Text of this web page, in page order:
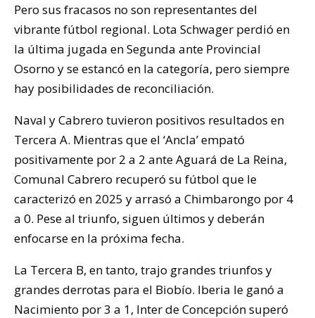
Pero sus fracasos no son representantes del
vibrante fútbol regional. Lota Schwager perdió en
la última jugada en Segunda ante Provincial
Osorno y se estancó en la categoría, pero siempre
hay posibilidades de reconciliación.
Naval y Cabrero tuvieron positivos resultados en
Tercera A. Mientras que el ‘Ancla’ empató
positivamente por 2 a 2 ante Aguará de La Reina,
Comunal Cabrero recuperó su fútbol que le
caracterizó en 2025 y arrasó a Chimbarongo por 4
a 0. Pese al triunfo, siguen últimos y deberán
enfocarse en la próxima fecha.
La Tercera B, en tanto, trajo grandes triunfos y
grandes derrotas para el Biobío. Iberia le ganó a
Nacimiento por 3 a 1, Inter de Concepción superó